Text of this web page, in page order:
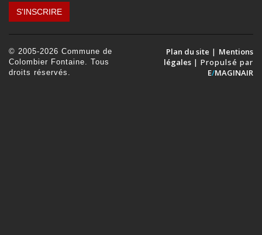
S'INSCRIRE
© 2005-2026 Commune de
Colombier Fontaine. Tous
droits réservés.
Plan du site | Mentions
légales | Propulsé par
E/MAGINAIR